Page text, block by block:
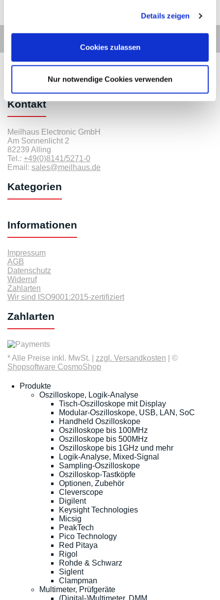
Details zeigen
Cookies zulassen
Nur notwendige Cookies verwenden
Kontakt
Meilhaus Electronic GmbH
Am Sonnenlicht 2
82239 Alling
Tel.: +49(0)8141/5271-0
Email: sales@meilhaus.de
Kategorien
Informationen
Impressum
AGB
Datenschutz
Widerruf
Zahlarten
Wir sind ISO9001:2015-zertifiziert
Zahlarten
* Alle Preise inkl. MwSt. | zzgl. Versandkosten | ©
Shopsoftware CosmoShop
Produkte
Oszilloskope, Logik-Analyse
Tisch-Oszilloskope mit Display
Modular-Oszilloskope, USB, LAN, SoC
Handheld Oszilloskope
Oszilloskope bis 100MHz
Oszilloskope bis 500MHz
Oszilloskope bis 1GHz und mehr
Logik-Analyse, Mixed-Signal
Sampling-Oszilloskope
Oszilloskop-Tastköpfe
Optionen, Zubehör
Cleverscope
Digilent
Keysight Technologies
Micsig
PeakTech
Pico Technology
Red Pitaya
Rigol
Rohde & Schwarz
Siglent
Clampman
Multimeter, Prüfgeräte
(Digital-)Multimeter, DMM